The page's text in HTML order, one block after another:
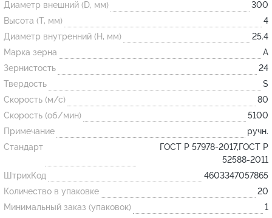
Огнеупорные
изделия
Скачать каталог
Тигель
Муфель
Шербер
Трубка
Стержень
Пробка
Диаметр внешний (D, мм)
300
Высота (T, мм)
4
Диаметр внутренний (H, мм)
25.4
Марка зерна
A
Зернистость
24
Твердость
S
Скорость (м/с)
80
Скорость (об/мин)
5100
Примечание
ручн.
Стандарт
ГОСТ Р 57978-2017,ГОСТ Р
52588-2011
ШтрихКод
4603347057865
Количество в упаковке
20
Минимальный заказ (упаковок)
1